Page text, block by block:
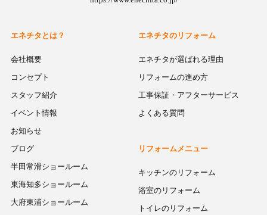
エネチタとは？
会社概要
コンセプト
スタッフ紹介
イベント情報
お知らせ
ブログ
半田常滑ショールーム
東海知多ショールーム
大府東浦ショールーム
エネチタのリフォーム
エネチタが選ばれる理由
リフォームの進め方
工事保証・アフターサービス
よくある質問
リフォームメニュー
キッチンのリフォーム
浴室のリフォーム
トイレのリフォーム